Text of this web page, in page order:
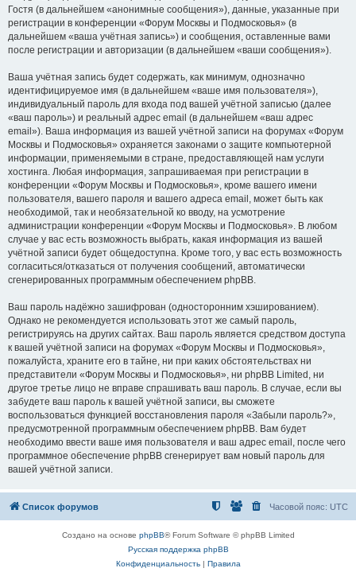
Гостя (в дальнейшем «анонимные сообщения»), данные, указанные при
регистрации в конференции «Форум Москвы и Подмосковья» (в
дальнейшем «ваша учётная запись») и сообщения, оставленные вами
после регистрации и авторизации (в дальнейшем «ваши сообщения»).
Ваша учётная запись будет содержать, как минимум, однозначно
идентифицируемое имя (в дальнейшем «ваше имя пользователя»),
индивидуальный пароль для входа под вашей учётной записью (далее
«ваш пароль») и реальный адрес email (в дальнейшем «ваш адрес
email»). Ваша информация из вашей учётной записи на форумах «Форум
Москвы и Подмосковья» охраняется законами о защите компьютерной
информации, применяемыми в стране, предоставляющей нам услуги
хостинга. Любая информация, запрашиваемая при регистрации в
конференции «Форум Москвы и Подмосковья», кроме вашего имени
пользователя, вашего пароля и вашего адреса email, может быть как
необходимой, так и необязательной ко вводу, на усмотрение
администрации конференции «Форум Москвы и Подмосковья». В любом
случае у вас есть возможность выбрать, какая информация из вашей
учётной записи будет общедоступна. Кроме того, у вас есть возможность
согласиться/отказаться от получения сообщений, автоматически
сгенерированных программным обеспечением phpBB.
Ваш пароль надёжно зашифрован (односторонним хэшированием).
Однако не рекомендуется использовать этот же самый пароль,
регистрируясь на других сайтах. Ваш пароль является средством доступа
к вашей учётной записи на форумах «Форум Москвы и Подмосковья»,
пожалуйста, храните его в тайне, ни при каких обстоятельствах ни
представители «Форум Москвы и Подмосковья», ни phpBB Limited, ни
другое третье лицо не вправе спрашивать ваш пароль. В случае, если вы
забудете ваш пароль к вашей учётной записи, вы сможете
воспользоваться функцией восстановления пароля «Забыли пароль?»,
предусмотренной программным обеспечением phpBB. Вам будет
необходимо ввести ваше имя пользователя и ваш адрес email, после чего
программное обеспечение phpBB сгенерирует вам новый пароль для
вашей учётной записи.
Список форумов Часовой пояс: UTC
Создано на основе phpBB® Forum Software © phpBB Limited
Русская поддержка phpBB
Конфиденциальность| Правила